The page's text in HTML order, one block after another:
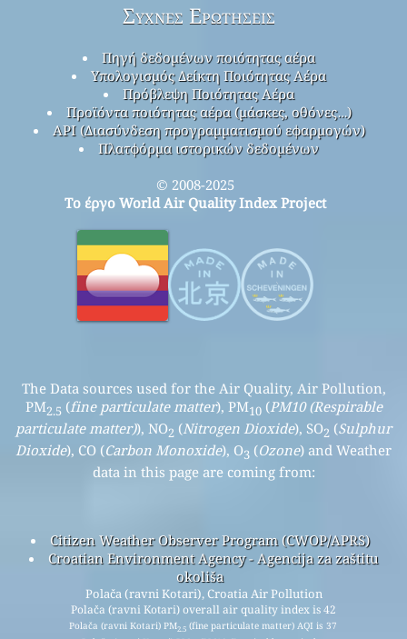
Συχνές Ερωτήσεις
Πηγή δεδομένων ποιότητας αέρα
Υπολογισμός Δείκτη Ποιότητας Αέρα
Πρόβλεψη Ποιότητας Αέρα
Προϊόντα ποιότητας αέρα (μάσκες, οθόνες…)
API (Διασύνδεση προγραμματισμού εφαρμογών)
Πλατφόρμα ιστορικών δεδομένων
© 2008-2025
Το έργο World Air Quality Index Project
The Data sources used for the Air Quality, Air Pollution,
PM2.5 (fine particulate matter), PM10(PM10 (Respirable
particulate matter)), NO2 (Nitrogen Dioxide), SO2 (Sulphur
Dioxide), CO (Carbon Monoxide), O3 (Ozone) and Weather
data in this page are coming from:
Citizen Weather Observer Program (CWOP/APRS)
Croatian Environment Agency - Agencija za zaštitu
okoliša
Polača (ravni Kotari), Croatia Air Pollution
Polača (ravni Kotari) overall air quality index is 42
Polača (ravni Kotari) PM2.5 (fine particulate matter) AQI is 37